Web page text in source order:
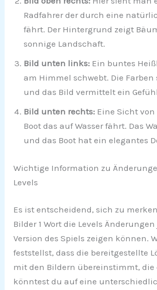
Radfahrer der durch eine
fährt. Der Hintergrund zeigt
sonnige Landschaft.
Bild unten links: Ein buntes
am Himmel schwebt. Die
und das Bild vermittelt ein
Bild unten rechts: Eine Sicht
Boot das auf Wasser fährt. Das
und das Boot hat ein elegantes
Wichtige Information zu
Levels
Es ist entscheidend, sich zu
Bilder 1 Wort die Levels
Version des Spiels zeigen können.
feststellst, dass die bereitgestellte
mit den Bildern übereinstimmt, die
könntest du auf eine